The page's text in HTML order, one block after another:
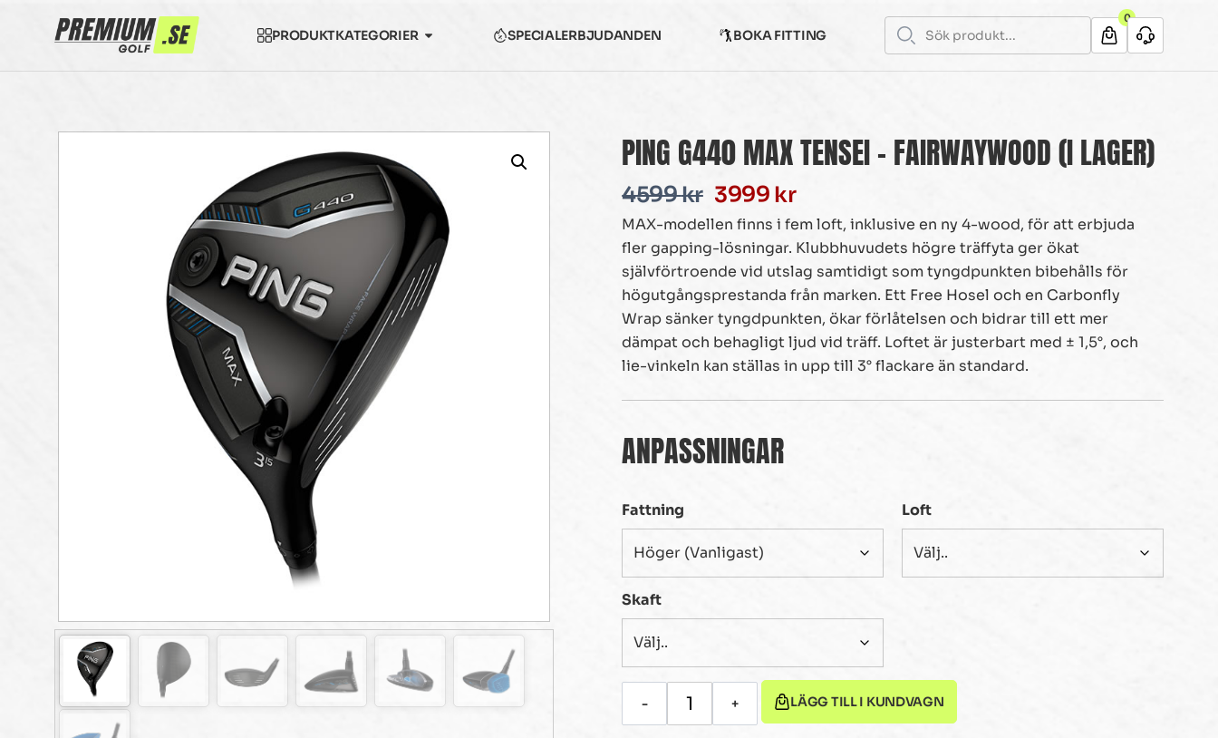
PRODUKTKATEGORIER SPECIALERBJUDANDEN BOKA FITTING
0
PING G440 MAX TENSEI – FAIRWAYWOOD (I LAGER)
4599kr 3999 kr
MAX-modellen finns i fem loft, inklusive en ny 4-wood, för att erbjuda
fler gapping-lösningar. Klubbhuvudets högre träffyta ger ökat
självförtroende vid utslag samtidigt som tyngdpunkten bibehålls för
högutgångsprestanda från marken. Ett Free Hosel och en Carbonfly
Wrap sänker tyngdpunkten, ökar förlåtelsen och bidrar till ett mer
dämpat och behagligt ljud vid träff. Loftet är justerbart med ± 1,5°, och
lie-vinkeln kan ställas in upp till 3° flackare än standard.
ANPASSNINGAR
Fattning Loft
Skaft
- + LÄGG TILL I KUNDVAGN